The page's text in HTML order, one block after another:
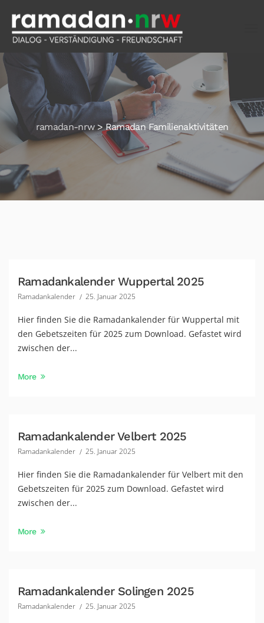
ramadan-nrw>Ramadan Familienaktivitäten
Ramadankalender Wuppertal 2025
Ramadankalender 25. Januar 2025
Hier finden Sie die Ramadankalender für Wuppertal mit
den Gebetszeiten für 2025 zum Download. Gefastet wird
zwischen der...
More
Ramadankalender Velbert 2025
Ramadankalender 25. Januar 2025
Hier finden Sie die Ramadankalender für Velbert mit den
Gebetszeiten für 2025 zum Download. Gefastet wird
zwischen der...
More
Ramadankalender Solingen 2025
Ramadankalender 25. Januar 2025